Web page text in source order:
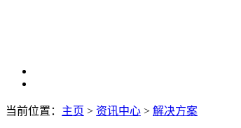
当前位置： 主页 > 资讯中心 > 解决方案